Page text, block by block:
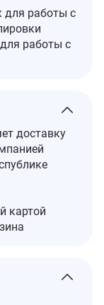
для работы с
работы с
доставку
картой